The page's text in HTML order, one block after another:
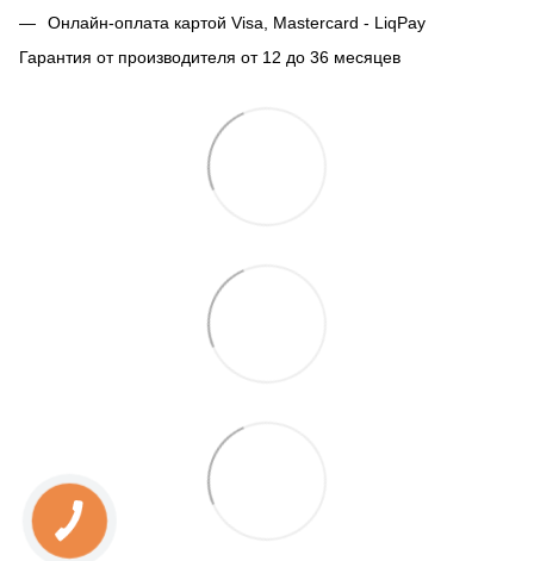
Онлайн-оплата картой Visa, Mastercard - LiqPay
Гарантия от производителя от 12 до 36 месяцев